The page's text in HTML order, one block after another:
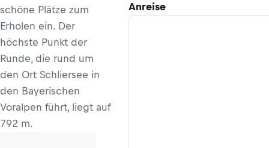
schöne Plätze zum
Erholen ein. Der
höchste Punkt der
Runde, die rund um
den Ort Schliersee in
den Bayerischen
Voralpen führt, liegt auf
792 m.
Anreise